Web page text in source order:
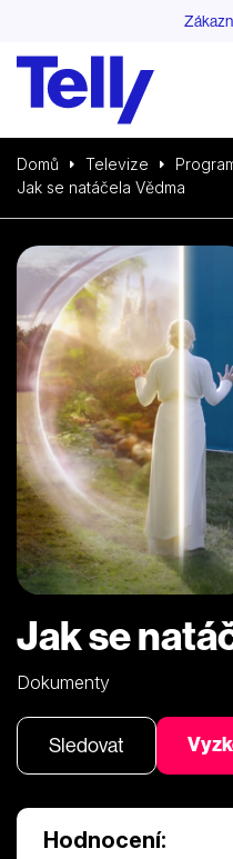
Domů Televize
Jak se natáčela Vědma
Jak se
Dokumenty
Sledovat
Hodnocení: